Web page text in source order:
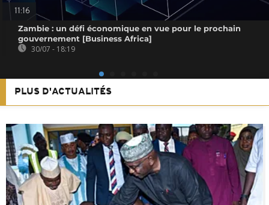
11:16
Zambie : un défi économique en vue pour le prochain
gouvernement [Business Africa]
30/07 - 18:19
PLUS D'ACTUALITÉS